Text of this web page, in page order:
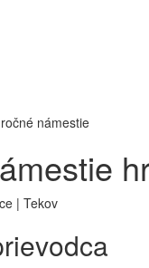
námestie
| Tekov